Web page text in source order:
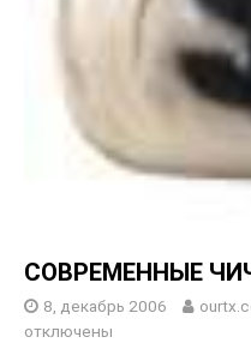
СОВРЕМЕННЫЕ
8, декабрь 2006
отключены